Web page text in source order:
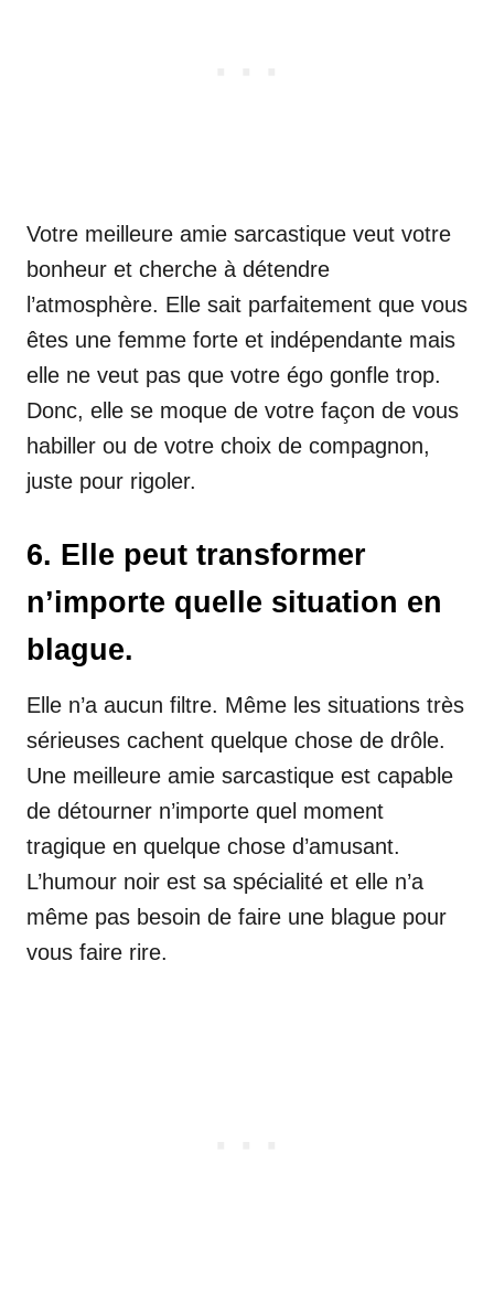
Votre meilleure amie sarcastique veut votre
bonheur et cherche à détendre
l’atmosphère. Elle sait parfaitement que vous
êtes une femme forte et indépendante mais
elle ne veut pas que votre égo gonfle trop.
Donc, elle se moque de votre façon de vous
habiller ou de votre choix de compagnon,
juste pour rigoler.
6. Elle peut transformer
n’importe quelle situation en
blague.
Elle n’a aucun filtre. Même les situations très
sérieuses cachent quelque chose de drôle.
Une meilleure amie sarcastique est capable
de détourner n’importe quel moment
tragique en quelque chose d’amusant.
L’humour noir est sa spécialité et elle n’a
même pas besoin de faire une blague pour
vous faire rire.